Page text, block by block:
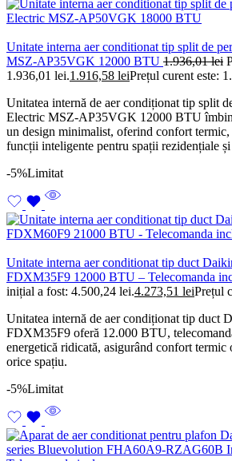
Unitate interna aer conditionat tip split de
MSZ-AP35VGK 12000 BTU 1.936,01lei
1.936,01 lei.1.916,58 leiPrețul curent este:
Unitatea internă de aer condiționat tip split
Electric MSZ-AP35VGK 12000 BTU
un design minimalist, oferind confort termic,
funcții inteligente pentru spații rezidențiale
-5%Limitat
Unitate interna aer conditionat tip duct
FDXM35F9 12000 BTU – Telecomanda
inițial a fost: 4.500,24 lei.4.273,51 leiPrețul
Unitatea internă de aer condiționat tip duct
FDXM35F9 oferă 12.000 BTU,
energetică ridicată, asigurând confort termic
orice spațiu.
-5%Limitat